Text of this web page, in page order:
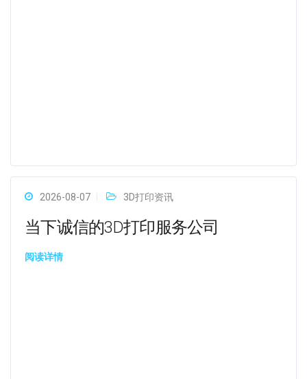
2026-08-07 3D打印资讯
当下诚信的3D打印服务公司
阅读详情